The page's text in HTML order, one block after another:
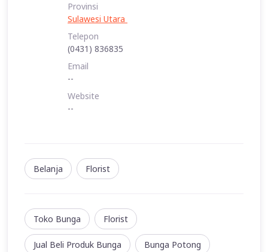
Provinsi
Sulawesi Utara
Telepon
(0431) 836835
Email
--
Website
--
Belanja Florist
Toko Bunga Florist
Jual Beli Produk Bunga Bunga Potong